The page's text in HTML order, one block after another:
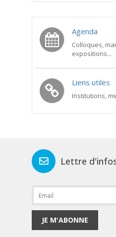
Agenda
Colloques,
expositions...
Liens utiles
Institutions,
Lettre
JE M'ABONNE